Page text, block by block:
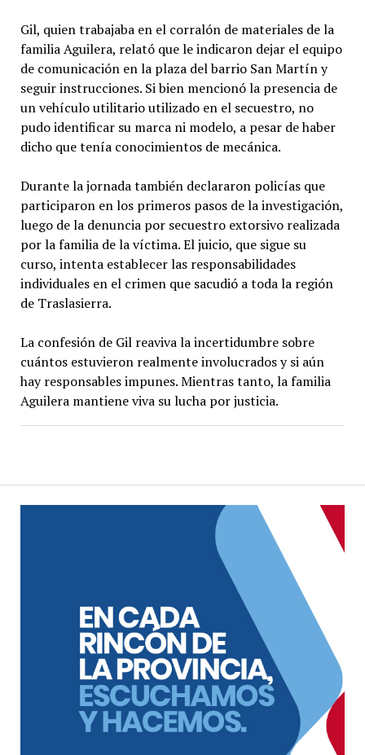
Gil, quien trabajaba en el corralón de materiales de la
familia Aguilera, relató que le indicaron dejar el equipo
de comunicación en la plaza del barrio San Martín y
seguir instrucciones. Si bien mencionó la presencia de
un vehículo utilitario utilizado en el secuestro, no
pudo identificar su marca ni modelo, a pesar de haber
dicho que tenía conocimientos de mecánica.
Durante la jornada también declararon policías que
participaron en los primeros pasos de la investigación,
luego de la denuncia por secuestro extorsivo realizada
por la familia de la víctima. El juicio, que sigue su
curso, intenta establecer las responsabilidades
individuales en el crimen que sacudió a toda la región
de Traslasierra.
La confesión de Gil reaviva la incertidumbre sobre
cuántos estuvieron realmente involucrados y si aún
hay responsables impunes. Mientras tanto, la familia
Aguilera mantiene viva su lucha por justicia.